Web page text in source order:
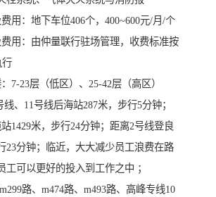
用：地下车位406个，400~600元/月/个
用：由仲量联行驻场管理，收费标准按
行
7-23层（低区）、25-42层（高区）
、11号线后海站287米，步行5分钟；
1429米，步行24分钟；距离2号线登良
23分钟；临近，大大减少员工浪费在路
工可以更好的投入到工作之中 ；
路、m474路、m493路、高峰专线10